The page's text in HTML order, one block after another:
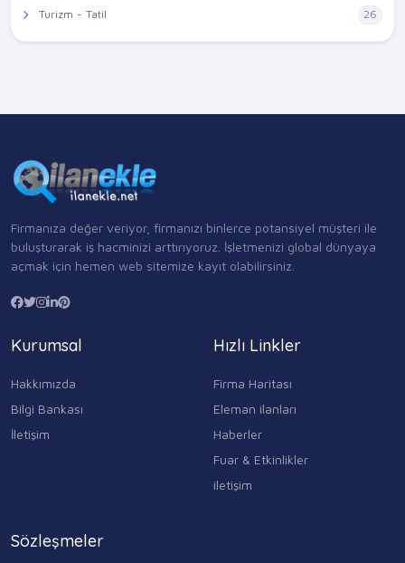
Turizm - Tatil 26
Firmanıza değer veriyor, firmanızı binlerce potansiyel müşteri ile
buluşturarak iş hacminizi arttırıyoruz. İşletmenizi global dünyaya
açmak için hemen web sitemize kayıt olabilirsiniz.
Kurumsal
Hakkımızda
Bilgi Bankası
İletişim
Hızlı Linkler
Firma Haritası
Eleman ilanları
Haberler
Fuar & Etkinlikler
iletişim
Sözleşmeler